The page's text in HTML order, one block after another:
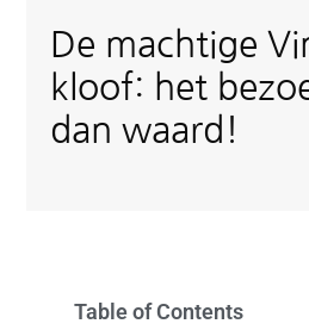
De machtige
kloof: het
dan waard!
Table of Contents